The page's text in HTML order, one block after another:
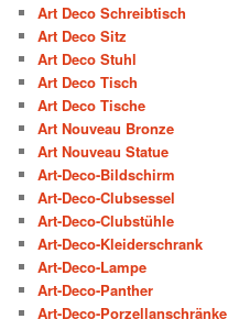
Art Deco Schreibtisch
Art Deco Sitz
Art Deco Stuhl
Art Deco Tisch
Art Deco Tische
Art Nouveau Bronze
Art Nouveau Statue
Art-Deco-Bildschirm
Art-Deco-Clubsessel
Art-Deco-Clubstühle
Art-Deco-Kleiderschrank
Art-Deco-Lampe
Art-Deco-Panther
Art-Deco-Porzellanschränke